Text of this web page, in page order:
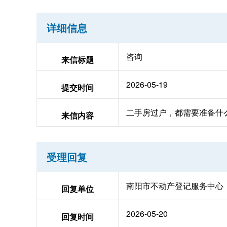
详细信息
来信标题 咨询
提交时间 2026-05-19
来信内容 二手房过户，都需要准备什
受理回复
回复单位 南阳市不动产登记服务中心
回复时间 2026-05-20